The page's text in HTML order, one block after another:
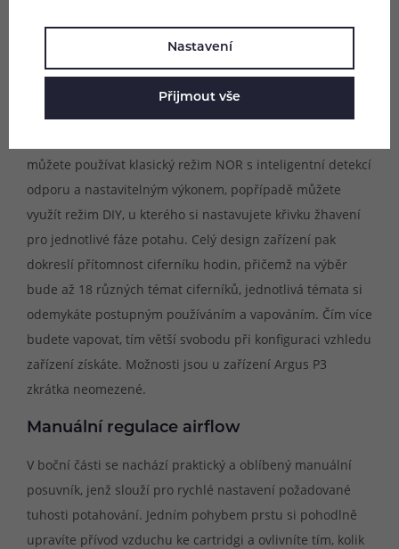
řadu užitečných funkcí, tou nejzásadnější je přítomnost
pokročilého počítadla potahů s grafy. Dále si můžete u e-
cigarety nastavit jeden z paměťových režimů, která
můžete používat klasický režim NOR s inteligentní detekcí
odporu a nastavitelným výkonem, popřípadě můžete
využít režim DIY, u kterého si nastavujete křivku žhavení
pro jednotlivé fáze potahu. Celý design zařízení pak
dokreslí přítomnost ciferníku hodin, přičemž na výběr
bude až 18 různých témat ciferníků, jednotlivá témata si
odemykáte postupným používáním a vapováním. Čím více
budete vapovat, tím větší svobodu při konfiguraci vzhledu
zařízení získáte. Možnosti jsou u zařízení Argus P3
zkrátka neomezené.
Manuální regulace airflow
V boční části se nachází praktický a oblíbený manuální
posuvník, jenž slouží pro rychlé nastavení požadované
tuhosti potahování. Jedním pohybem prstu si pohodlně
upravíte přívod vzduchu ke cartridgi a ovlivníte tím, kolik
Nastavení
Přijmout vše